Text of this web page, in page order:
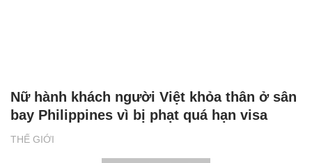
THẾ GIỚI
Nữ hành khách người Việt khỏa thân ở sân
bay Philippines vì bị phạt quá hạn visa